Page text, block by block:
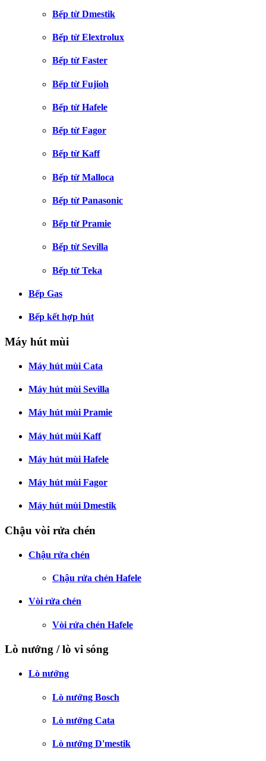
Bếp từ Dmestik
Bếp từ Elextrolux
Bếp từ Faster
Bếp từ Fujioh
Bếp từ Hafele
Bếp từ Fagor
Bếp từ Kaff
Bếp từ Malloca
Bếp từ Panasonic
Bếp từ Pramie
Bếp từ Sevilla
Bếp từ Teka
Bếp Gas
Bếp kết hợp hút
Máy hút mùi
Máy hút mùi Cata
Máy hút mùi Sevilla
Máy hút mùi Pramie
Máy hút mùi Kaff
Máy hút mùi Hafele
Máy hút mùi Fagor
Máy hút mùi Dmestik
Chậu vòi rửa chén
Chậu rửa chén
Chậu rửa chén Hafele
Vòi rửa chén
Vòi rửa chén Hafele
Lò nướng / lò vi sóng
Lò nướng
Lò nướng Bosch
Lò nướng Cata
Lò nướng D'mestik